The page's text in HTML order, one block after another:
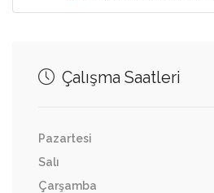
Çalışma Saatleri
Pazartesi
Salı
Çarşamba